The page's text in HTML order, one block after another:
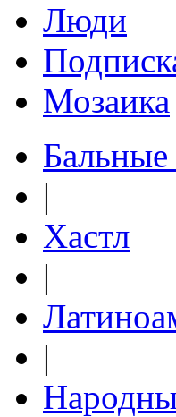
Люди
Мозаика
|
Хастл
|
|